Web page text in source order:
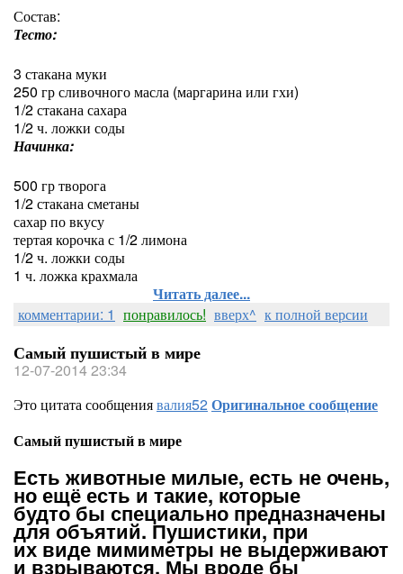
Состав:
Тесто:
3 стакана муки
250 гр сливочного масла (маргарина или гхи)
1/2 стакана сахара
1/2 ч. ложки соды
Начинка:
500 гр творога
1/2 стакана сметаны
сахар по вкусу
тертая корочка с 1/2 лимона
1/2 ч. ложки соды
1 ч. ложка крахмала
Читать далее...
комментарии: 1 понравилось! вверх^ к полной версии
Самый пушистый в мире
12-07-2014 23:34
Это цитата сообщениявалия52Оригинальное сообщение
Самый пушистый в мире
Есть животные милые, есть не очень,
но ещё есть и такие, которые
будто бы специально предназначены
для объятий. Пушистики, при
их виде мимиметры не выдерживают
и взрываются. Мы вроде бы